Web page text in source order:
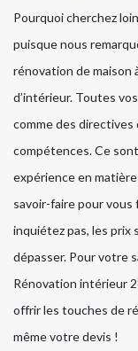
Pourquoi cherchez
puisque nous
rénovation de maison
d’intérieur. Toutes
comme des directives
compétences. Ce
expérience en
savoir-faire pour
inquiétez pas, les
dépasser. Pour votre
Rénovation intérieur
offrir les touches de
même votre devis !